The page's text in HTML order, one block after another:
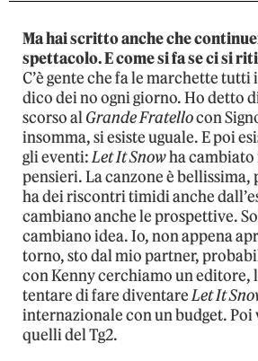
Ma hai scritto anche che
spettacolo. E come si fa se ci si
C’è gente che fa le marchette tutti
dico dei no ogni giorno. Ho detto
scorso alGrande Fratellocon
insomma, si esiste uguale. E poi
gli eventi:Let It Snowha
pensieri. La canzone è bellissima,
ha dei riscontri timidi anche
cambiano anche le prospettive.
cambiano idea. Io, non appena
torno, sto dal mio partner,
con Kenny cerchiamo un editore,
tentare di fare diventareLet It
internazionale con un budget. Poi
quelli del Tg2.